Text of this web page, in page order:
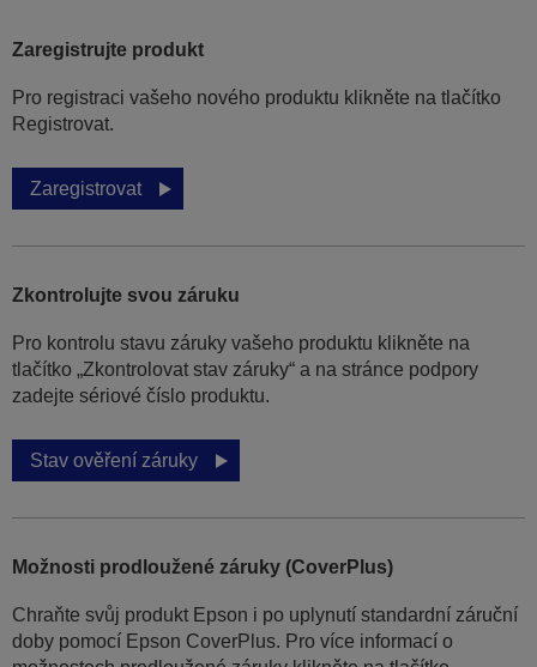
Zaregistrujte produkt
Pro registraci vašeho nového produktu klikněte na tlačítko
Registrovat.
Zaregistrovat
Zkontrolujte svou záruku
Pro kontrolu stavu záruky vašeho produktu klikněte na
tlačítko „Zkontrolovat stav záruky“ a na stránce podpory
zadejte sériové číslo produktu.
Stav ověření záruky
Možnosti prodloužené záruky (CoverPlus)
Chraňte svůj produkt Epson i po uplynutí standardní záruční
doby pomocí Epson CoverPlus. Pro více informací o